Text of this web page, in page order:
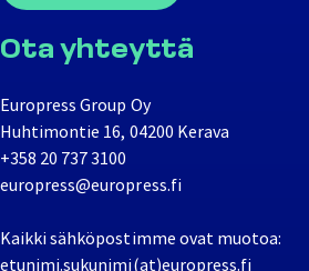
Ota yhteyttä
Europress Group Oy
Huhtimontie 16, 04200 Kerava
+358 20 737 3100
europress@europress.fi
Kaikki sähköpostimme ovat muotoa:
etunimi.sukunimi(at)europress.fi